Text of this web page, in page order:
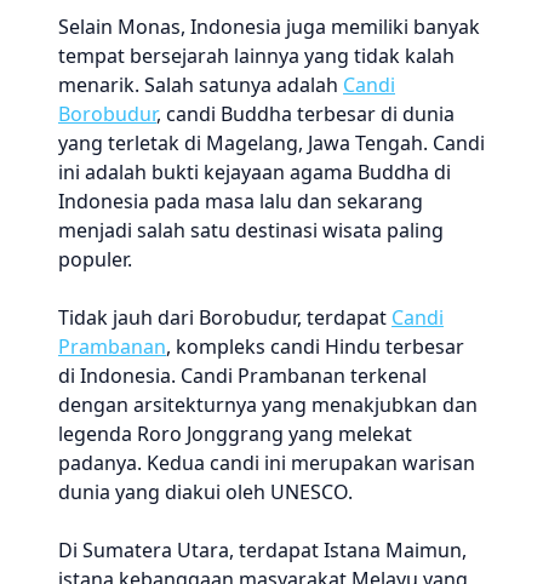
Selain Monas, Indonesia juga memiliki banyak
tempat bersejarah lainnya yang tidak kalah
menarik. Salah satunya adalah Candi
Borobudur, candi Buddha terbesar di dunia
yang terletak di Magelang, Jawa Tengah. Candi
ini adalah bukti kejayaan agama Buddha di
Indonesia pada masa lalu dan sekarang
menjadi salah satu destinasi wisata paling
populer.
Tidak jauh dari Borobudur, terdapat Candi
Prambanan, kompleks candi Hindu terbesar
di Indonesia. Candi Prambanan terkenal
dengan arsitekturnya yang menakjubkan dan
legenda Roro Jonggrang yang melekat
padanya. Kedua candi ini merupakan warisan
dunia yang diakui oleh UNESCO.
Di Sumatera Utara, terdapat Istana Maimun,